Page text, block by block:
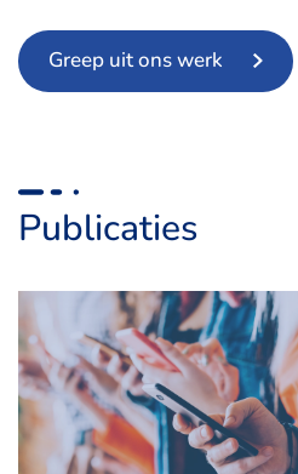
Greep uit ons werk
Publicaties